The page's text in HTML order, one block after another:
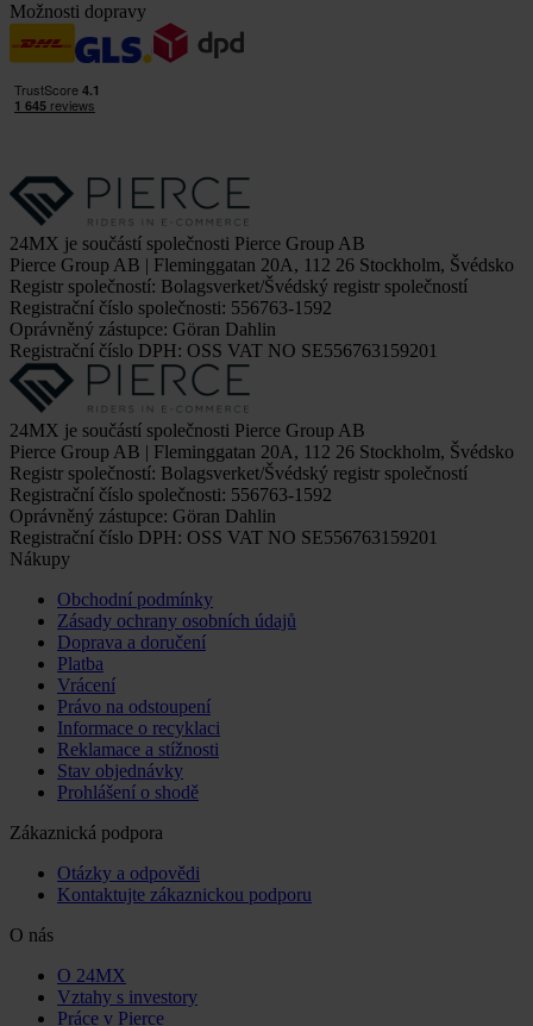
Možnosti dopravy
24MX je součástí společnosti Pierce Group AB
Pierce Group AB | Fleminggatan 20A, 112 26 Stockholm, Švédsko
Registr společností: Bolagsverket/Švédský registr společností
Registrační číslo společnosti: 556763-1592
Oprávněný zástupce: Göran Dahlin
Registrační číslo DPH: OSS VAT NO SE556763159201
24MX je součástí společnosti Pierce Group AB
Pierce Group AB | Fleminggatan 20A, 112 26 Stockholm, Švédsko
Registr společností: Bolagsverket/Švédský registr společností
Registrační číslo společnosti: 556763-1592
Oprávněný zástupce: Göran Dahlin
Registrační číslo DPH: OSS VAT NO SE556763159201
Nákupy
Obchodní podmínky
Zásady ochrany osobních údajů
Doprava a doručení
Platba
Vrácení
Právo na odstoupení
Informace o recyklaci
Reklamace a stížnosti
Stav objednávky
Prohlášení o shodě
Zákaznická podpora
Otázky a odpovědi
Kontaktujte zákaznickou podporu
O nás
O 24MX
Vztahy s investory
Práce v Pierce